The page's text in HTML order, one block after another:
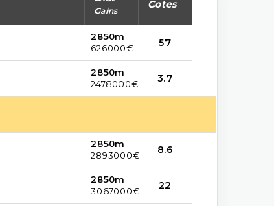
Gains
Cotes
2850m
626000€
57
2850m
2478000€
3.7
2850m
2893000€
8.6
2850m
3067000€
22